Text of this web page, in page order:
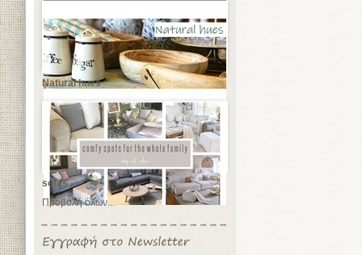
Natural hues
sofas
Προβολή όλων...